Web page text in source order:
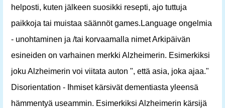
helposti, kuten jälkeen suosikki resepti, ajo tuttuja
paikkoja tai muistaa säännöt games.Language ongelmia
- unohtaminen ja /tai korvaamalla nimet Arkipäivän
esineiden on varhainen merkki Alzheimerin. Esimerkiksi
joku Alzheimerin voi viitata auton ", että asia, joka ajaa."
Disorientation - Ihmiset kärsivät dementiasta yleensä
hämmentyä useammin. Esimerkiksi Alzheimerin kärsijä